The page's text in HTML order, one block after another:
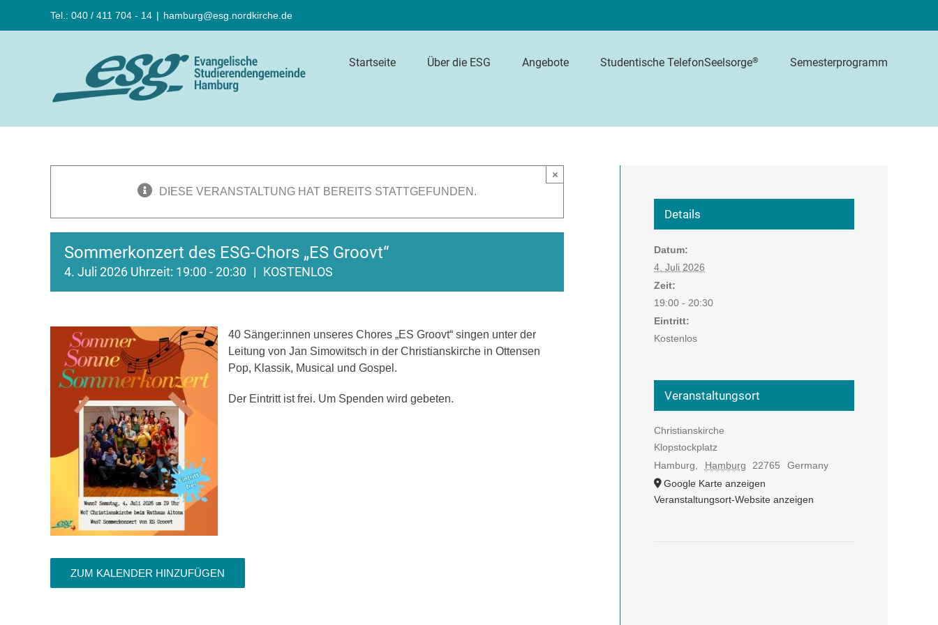
Tel.: 040 / 411 704 - 14 | hamburg@esg.nordkirche.de
Startseite Über die ESG Angebote Studentische TelefonSeelsorge® Semesterprogramm
DIESE VERANSTALTUNG HAT BEREITS STATTGEFUNDEN.
×
Sommerkonzert des ESG-Chors „ES Groovt“
4. Juli 2026 Uhrzeit: 19:00 -20:30 | KOSTENLOS
40 Sänger:innen unseres Chores „ES Groovt“ singen unter der
Leitung von Jan Simowitsch in der Christianskirche in Ottensen
Pop, Klassik, Musical und Gospel.
Der Eintritt ist frei. Um Spenden wird gebeten.
ZUM KALENDER HINZUFÜGEN
Details
Datum:
4. Juli 2026
Zeit:
19:00 - 20:30
Eintritt:
Kostenlos
Veranstaltungsort
Christianskirche
Klopstockplatz
Hamburg
Hamburg 22765
Germany
Google Karte anzeigen
Veranstaltungsort-Website anzeigen